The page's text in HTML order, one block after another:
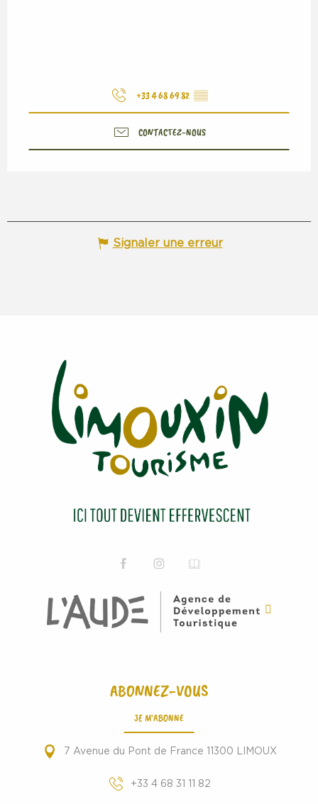
+33 4 68 69 82 ▒▒
CONTACTEZ-NOUS
Signaler une erreur
ABONNEZ-VOUS
JE M'ABONNE
7 Avenue du Pont de France 11300 LIMOUX
+33 4 68 31 11 82